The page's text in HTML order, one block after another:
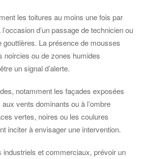
les toitures au moins une fois par
d’un passage de technicien ou
gouttières. La présence de mousses
noircies ou de zones humides
un signal d’alerte.
notamment les façades exposées
vents dominants ou à l’ombre
vertes, noires ou les coulures
inciter à envisager une intervention.
industriels et commerciaux, prévoir un